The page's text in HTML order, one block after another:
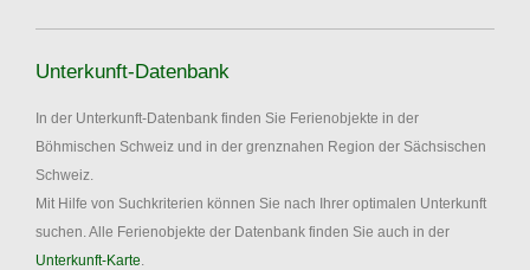
Unterkunft-Datenbank
In der Unterkunft-Datenbank finden Sie Ferienobjekte in der
Böhmischen Schweiz und in der grenznahen Region der Sächsischen
Schweiz.
Mit Hilfe von Suchkriterien können Sie nach Ihrer optimalen Unterkunft
suchen. Alle Ferienobjekte der Datenbank finden Sie auch in der
Unterkunft-Karte